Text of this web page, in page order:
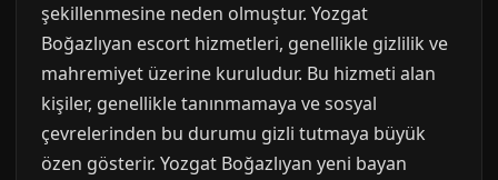
şekillenmesine neden olmuştur. Yozgat
Boğazlıyan escort hizmetleri, genellikle gizlilik ve
mahremiyet üzerine kuruludur. Bu hizmeti alan
kişiler, genellikle tanınmamaya ve sosyal
çevrelerinden bu durumu gizli tutmaya büyük
özen gösterir. Yozgat Boğazlıyan yeni bayan